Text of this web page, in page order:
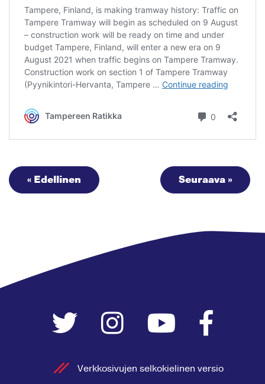
Seuraava »
« Edellinen
Verkkosivujen selkokielinen versio